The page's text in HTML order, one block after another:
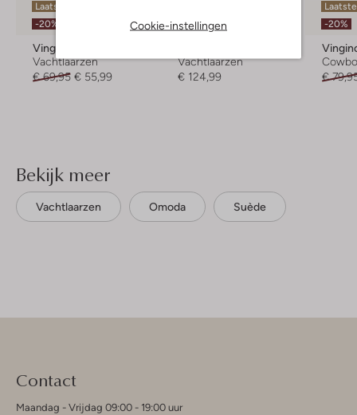
Cookie-instellingen
Laatste item
-20%
Vingino
Vachtlaarzen
€ 69,95 € 55,99
Vachtlaarzen
€ 124,99
-20%
€
Bekijk meer
Vachtlaarzen Omoda Suède
Contact
Maandag - Vrijdag 09:00 - 19:00 uur